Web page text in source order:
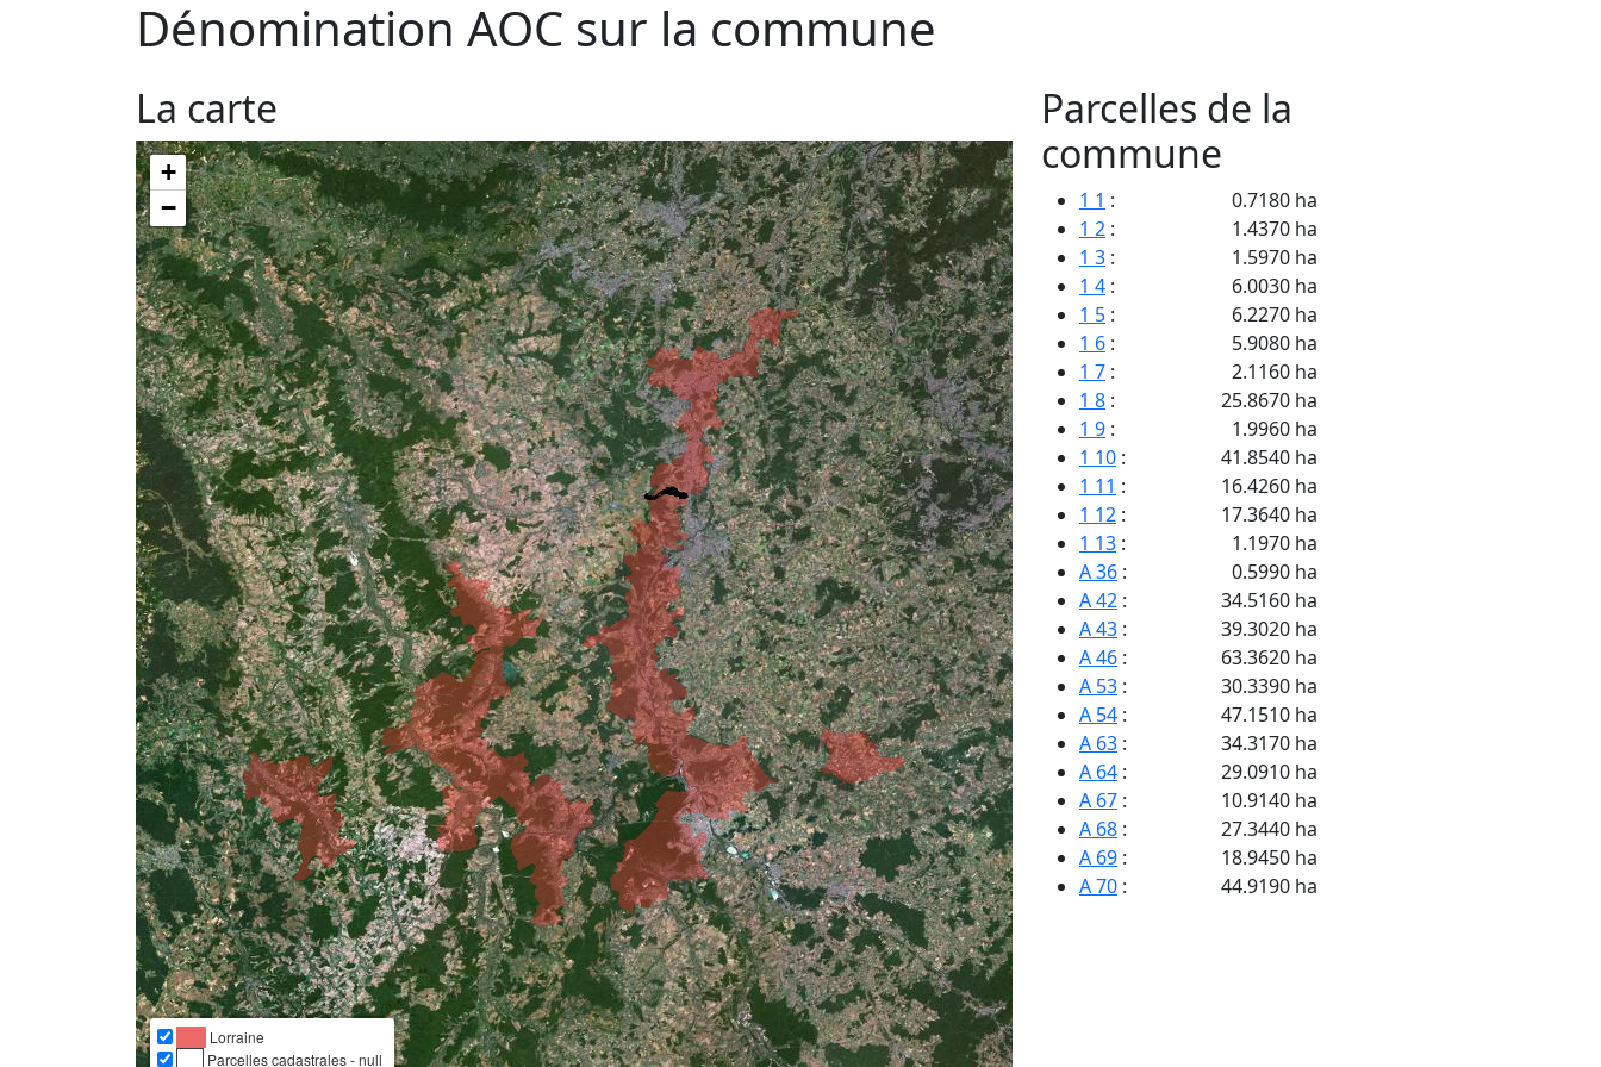
Dénomination AOC sur la commune
La carte
+
−
Lorraine
Parcelles cadastrales - null
Parcelles de la
commune
1 1 :
0.7180 ha
1 2 :
1.4370 ha
1 3 :
1.5970 ha
1 4 :
6.0030 ha
1 5 :
6.2270 ha
1 6 :
5.9080 ha
1 7 :
2.1160 ha
1 8 :
25.8670 ha
1 9 :
1.9960 ha
1 10 :
41.8540 ha
1 11 :
16.4260 ha
1 12 :
17.3640 ha
1 13 :
1.1970 ha
A 36 :
0.5990 ha
A 42 :
34.5160 ha
A 43 :
39.3020 ha
A 46 :
63.3620 ha
A 53 :
30.3390 ha
A 54 :
47.1510 ha
A 63 :
34.3170 ha
A 64 :
29.0910 ha
A 67 :
10.9140 ha
A 68 :
27.3440 ha
A 69 :
18.9450 ha
A 70 :
44.9190 ha